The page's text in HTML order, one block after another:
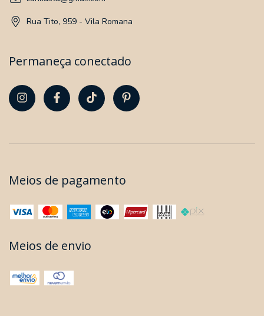
Rua Tito, 959 - Vila Romana
Permaneça conectado
Meios de pagamento
Meios de envio